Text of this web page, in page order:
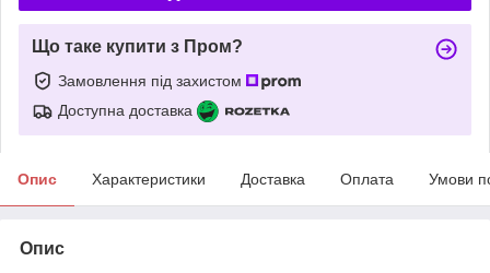
Що таке купити з Пром?
Замовлення під захистом
Доступна доставка
Опис Характеристики Доставка Оплата Умови
Опис